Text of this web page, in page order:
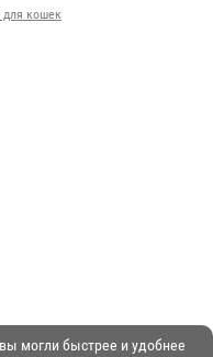
могли быстрее и удобнее
для кошек